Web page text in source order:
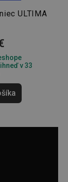
ULTIMA
v 33
LLC